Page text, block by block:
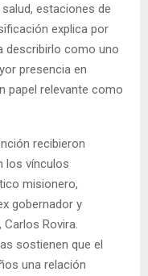
estaciones de
explica por
describirlo como uno
presencia en
papel relevante como
recibieron
los vínculos
misionero,
gobernador y
Rovira.
sostienen que el
una relación